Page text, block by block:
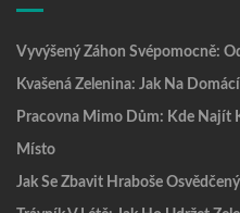
Vyvýšený Záhon Svépomocně:
Kvašená Zelenina: Jak Na
Pracovna Mimo Dům: Kde Najít
Místo
Jak Se Zbavit Hraboše